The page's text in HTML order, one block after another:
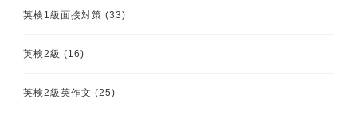
英検1級面接対策 (33)
英検2級 (16)
英検2級英作文 (25)